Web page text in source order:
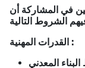
المشاركة أن تتوفر
القدرات المهنية :
في المشاركة أن
القدرات المهنية :